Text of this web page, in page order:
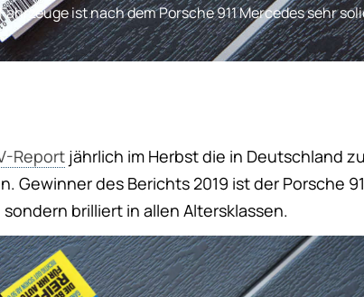
ist nach dem Porsche 911 Mercedes sehr
Report jährlich im Herbst die in Deutschland
Gewinner des Berichts 2019 ist der Porsche
brilliert in allen Altersklassen.